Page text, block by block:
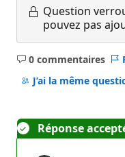
Question
pouvez pas
0 commentaires
Aucun
commentaire
J’ai la même
Réponse